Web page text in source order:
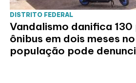
DISTRITO FEDERAL
Vandalismo danifica
ônibus em dois meses
população pode